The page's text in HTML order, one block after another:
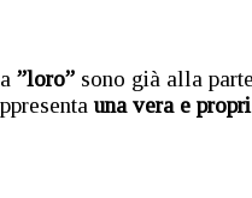
”loro” sono già alla
una vera e